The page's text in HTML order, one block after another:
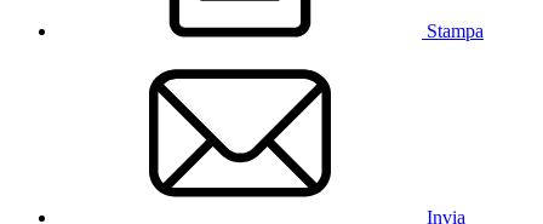
Stampa
Invia